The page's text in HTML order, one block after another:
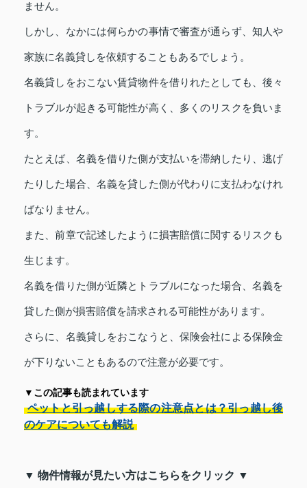
ません。
しかし、なかには何らかの事情で審査が通らず、知人や
家族に名義貸しを依頼することもあるでしょう。
名義貸しをおこない賃貸物件を借りれたとしても、後々
トラブルが起きる可能性が高く、多くのリスクを負いま
す。
たとえば、名義を借りた側が支払いを滞納したり、逃げ
たりした場合、名義を貸した側が代わりに支払わなけれ
ばなりません。
また、前章で記述したように損害賠償に関するリスクも
生じます。
名義を借りた側が近隣とトラブルになった場合、名義を
貸した側が損害賠償を請求される可能性があります。
さらに、名義貸しをおこなうと、保険会社による保険金
が下りないこともあるので注意が必要です。
▼この記事も読まれています
ペットと引っ越しする際の注意点とは？引っ越し後
のケアについても解説
▼ 物件情報が見たい方はこちらをクリック ▼